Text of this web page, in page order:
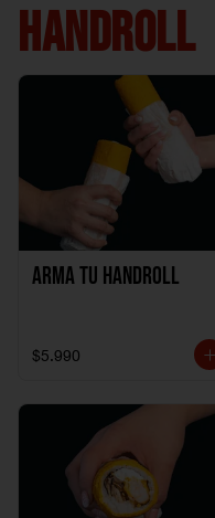
HANDROLL
Arma tu handroll
$5.990